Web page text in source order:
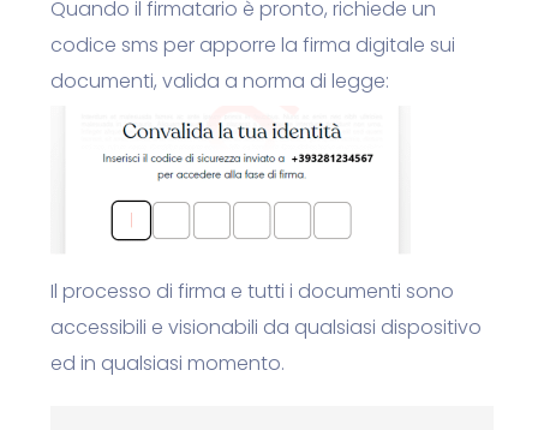
Quando il firmatario è pronto, richiede un
codice sms per apporre la firma digitale sui
documenti, valida a norma di legge:
Il processo di firma e tutti i documenti sono
accessibili e visionabili da qualsiasi dispositivo
ed in qualsiasi momento.